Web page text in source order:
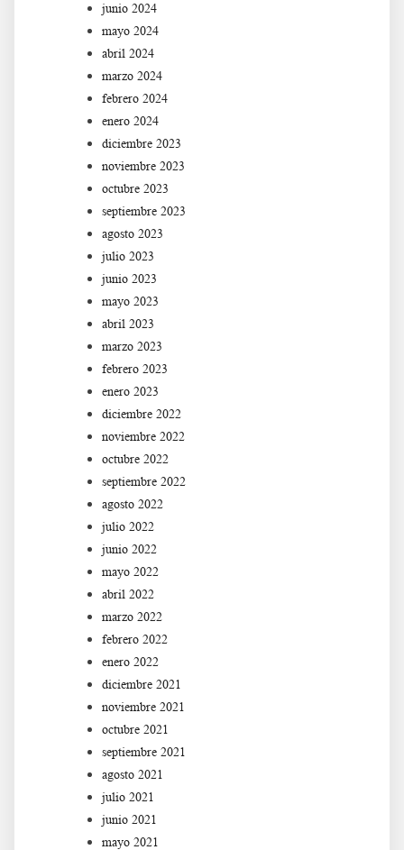
junio 2024
mayo 2024
abril 2024
marzo 2024
febrero 2024
enero 2024
diciembre 2023
noviembre 2023
octubre 2023
septiembre 2023
agosto 2023
julio 2023
junio 2023
mayo 2023
abril 2023
marzo 2023
febrero 2023
enero 2023
diciembre 2022
noviembre 2022
octubre 2022
septiembre 2022
agosto 2022
julio 2022
junio 2022
mayo 2022
abril 2022
marzo 2022
febrero 2022
enero 2022
diciembre 2021
noviembre 2021
octubre 2021
septiembre 2021
agosto 2021
julio 2021
junio 2021
mayo 2021